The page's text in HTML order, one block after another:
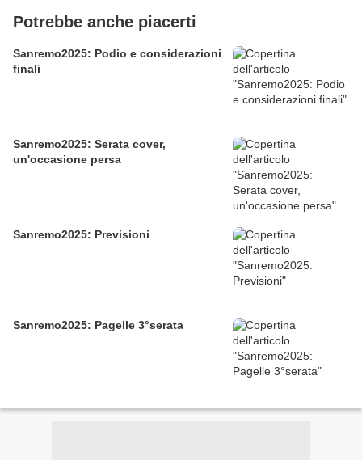
Potrebbe anche piacerti
Sanremo2025: Podio e considerazioni
finali
Sanremo2025: Serata cover,
un'occasione persa
Sanremo2025: Previsioni
Sanremo2025: Pagelle 3°serata